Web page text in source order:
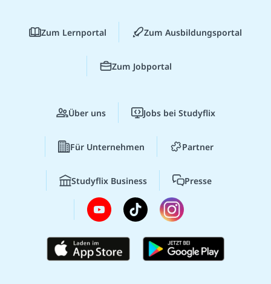
Zum Lernportal Zum Ausbildungsportal
Zum Jobportal
Über uns Jobs bei Studyflix
Für Unternehmen Partner
Studyflix Business Presse